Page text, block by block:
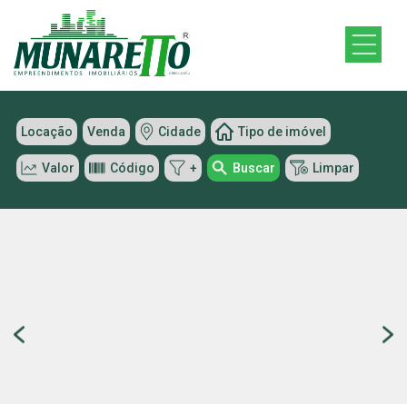
Locação Venda Cidade Tipo de imóvel
Valor Código + Buscar Limpar